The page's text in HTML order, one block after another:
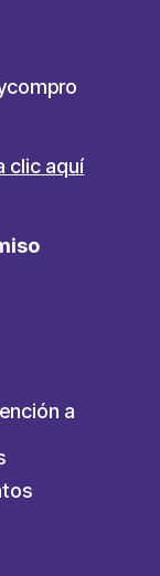
clic aquí
a